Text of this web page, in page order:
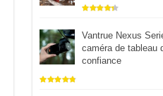
Vantrue Nexus
caméra de tableau
confiance